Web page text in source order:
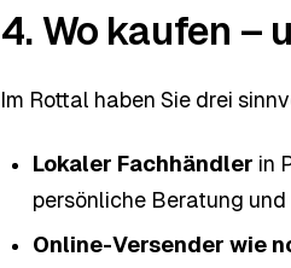
4. Wo kaufen –
Im Rottal haben Sie drei
Lokaler Fachhändler in
persönliche Beratung
Online-Versender wie